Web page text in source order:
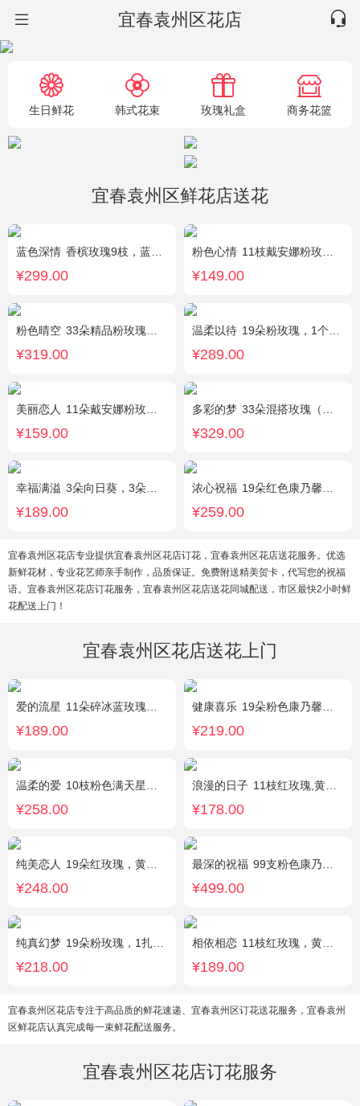
宜春袁州区花店
生日鲜花 韩式花束 玫瑰礼盒 商务花篮
宜春袁州区鲜花店送花
蓝色深情 香槟玫瑰9枝，蓝绣球1枝，向日葵3枝，白色洋桔梗、大叶尤加利搭配
¥299.00
粉色心情 11枝戴安娜粉玫瑰，满天星，绿叶搭配
¥149.00
粉色晴空 33朵精品粉玫瑰，外围搭配石竹梅围绕。
¥319.00
温柔以待 19朵粉玫瑰，1个粉色绣球，1枝多头白百合，桔梗、满天星、绿叶搭配
¥289.00
美丽恋人 11朵戴安娜粉玫瑰，粉色满天星、尤加利绿叶搭配
¥159.00
多彩的梦 33朵混搭玫瑰（香槟玫瑰+粉玫瑰+白玫瑰），配花、绿叶搭配
¥329.00
幸福满溢 3朵向日葵，3朵香槟玫瑰，配花、绿叶搭配
¥189.00
浓心祝福 19朵红色康乃馨，2支多头粉百合，绿叶搭配
¥259.00
宜春袁州区花店专业提供宜春袁州区花店订花，宜春袁州区花店送花服务。优选
新鲜花材，专业花艺师亲手制作，品质保证。免费附送精美贺卡，代写您的祝福
语。宜春袁州区花店订花服务，宜春袁州区花店送花同城配送，市区最快2小时鲜
花配送上门！
宜春袁州区花店送花上门
爱的流星 11朵碎冰蓝玫瑰，尤加利绿叶搭配
¥189.00
健康喜乐 19朵粉色康乃馨，满天星、绿叶搭配
¥219.00
温柔的爱 10枝粉色满天星，1条灯带
¥258.00
浪漫的日子 11枝红玫瑰,黄莺、满天星适量搭配。
¥178.00
纯美恋人 19朵红玫瑰，黄莺、满天星、绿叶适量点缀
¥248.00
最深的祝福 99支粉色康乃馨，搭配绿叶、黄莺。
¥499.00
纯真幻梦 19朵粉玫瑰，1扎满天星间插丰满
¥218.00
相依相恋 11枝红玫瑰，黄莺、满天星适量点缀，另加2只可爱小熊公仔。(小熊以实物为准)
¥189.00
宜春袁州区花店专注于高品质的鲜花速递、宜春袁州区订花送花服务，宜春袁州
区鲜花店认真完成每一束鲜花配送服务。
宜春袁州区花店订花服务